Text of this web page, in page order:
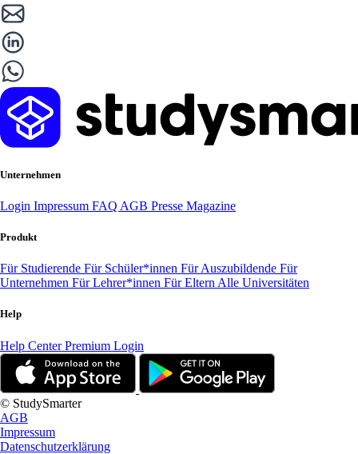
Unternehmen
Login Impressum FAQ AGB Presse Magazine
Produkt
Für Studierende Für Schüler*innen Für Auszubildende Für
Unternehmen Für Lehrer*innen Für Eltern Alle Universitäten
Help
Help CenterPremium Login
© StudySmarter
AGB
Impressum
Datenschutzerklärung